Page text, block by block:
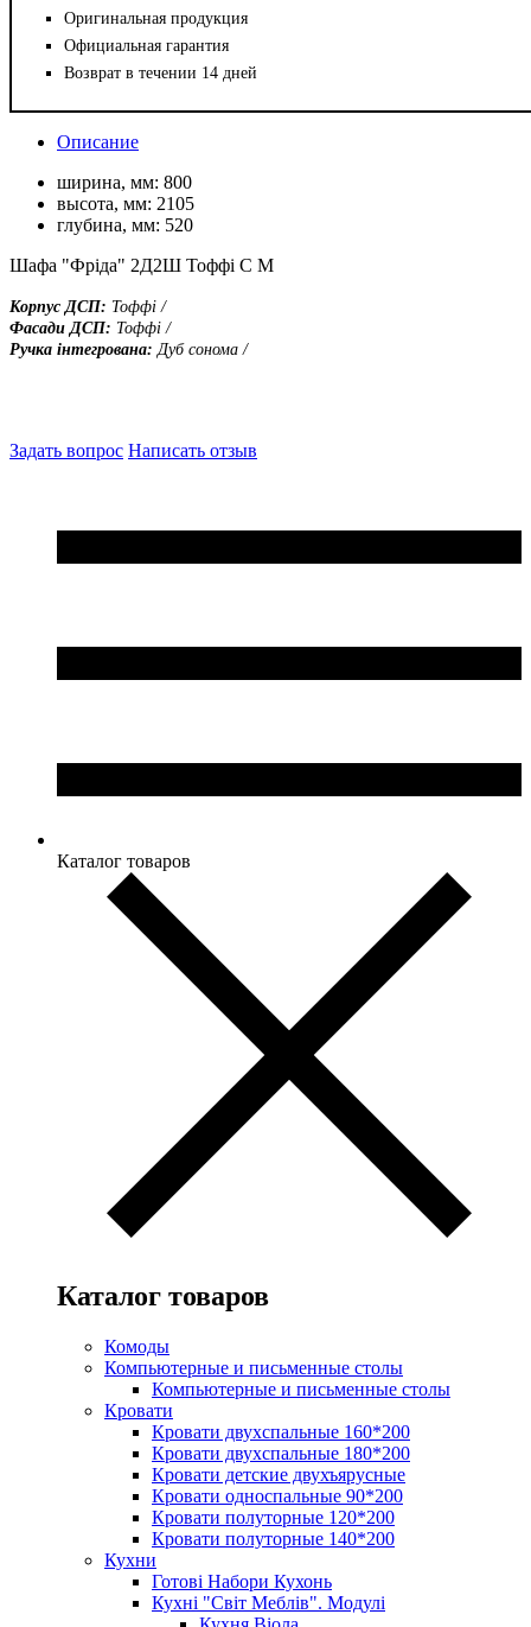
Оригинальная продукция
Официальная гарантия
Возврат в течении 14 дней
Описание
ширина, мм: 800
высота, мм: 2105
глубина, мм: 520
Шафа "Фріда" 2Д2Ш Тоффі С М
Корпус ДСП: Тоффі /
Фасади ДСП: Тоффі /
Ручка інтегрована: Дуб сонома /
Задать вопрос Написать отзыв
Каталог товаров
Каталог товаров
Комоды
Компьютерные и письменные столы
Компьютерные и письменные столы
Кровати
Кровати двухспальные 160*200
Кровати двухспальные 180*200
Кровати детские двухъярусные
Кровати односпальные 90*200
Кровати полуторные 120*200
Кровати полуторные 140*200
Кухни
Готові Набори Кухонь
Кухні "Світ Меблів". Модулі